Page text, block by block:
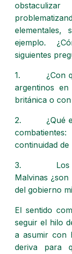
elementales,
ejemplo.
siguientes
1. ¿Con
argentinos
británica o
2. ¿Qué es
continuidad de
3. Los
Malvinas
del gobierno
El sentido
seguir el hilo
a asumir con
deriva para